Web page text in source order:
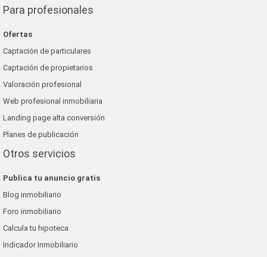
Para profesionales
Ofertas
Captación de particulares
Captación de propietarios
Valoración profesional
Web profesional inmobiliaria
Landing page alta conversión
Planes de publicación
Otros servicios
Publica tu anuncio gratis
Blog inmobiliario
Foro inmobiliario
Calcula tu hipoteca
Indicador Inmobiliario